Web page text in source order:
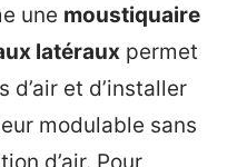
une moustiquaire
latéraux permet
et d’installer
modulable sans
d’air. Pour